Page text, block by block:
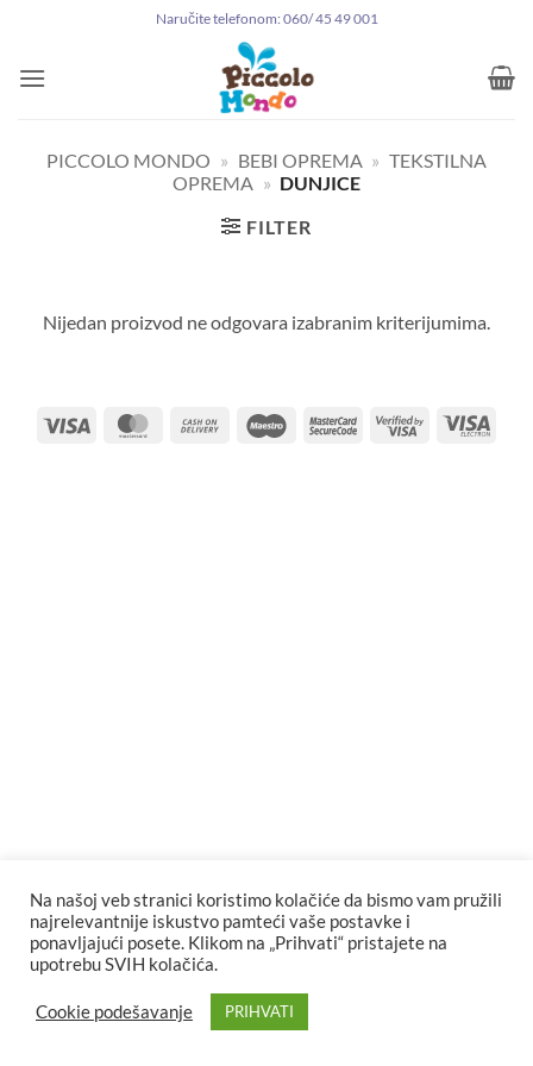
sadržaj
Naručite telefonom: 060/ 45 49 001
PICCOLO MONDO » BEBI OPREMA » TEKSTILNA
OPREMA » DUNJICE
FILTER
Nijedan proizvod ne odgovara izabranim kriterijumima.
Visa MasterCardCash
Maestro MasterCard
Visa
Visa
Na našoj veb stranici koristimo kolačiće da bismo vam pružili
najrelevantnije iskustvo pamteći vaše postavke i
ponavljajući posete. Klikom na „Prihvati“ pristajete na
upotrebu SVIH kolačića.
Cookie podešavanje PRIHVATI